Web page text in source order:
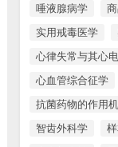
唾液腺病学
实用戒毒医学
心律失常与其心
心血管综合征学
抗菌药物的作用
智齿外科学